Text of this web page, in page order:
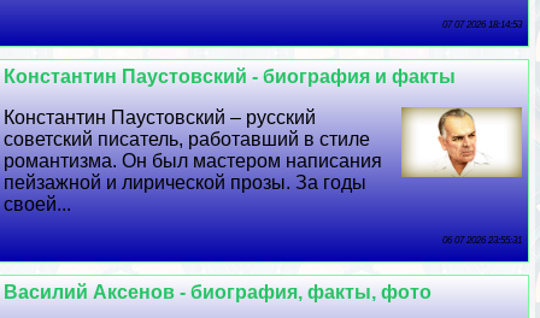
07 07 2026 18:14:53
Константин Паустовский - биография и факты
Константин Паустовский – русский
советский писатель, работавший в стиле
романтизма. Он был мастером написания
пейзажной и лирической прозы. За годы
своей...
06 07 2026 23:55:31
Василий Аксенов - биография, факты, фото